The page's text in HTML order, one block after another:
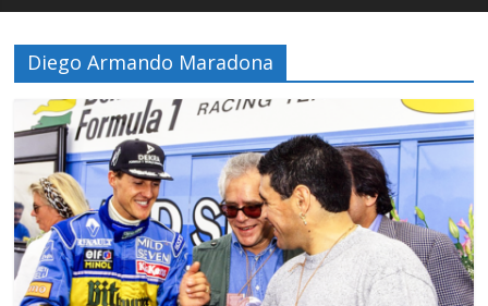
Diego Armando Maradona